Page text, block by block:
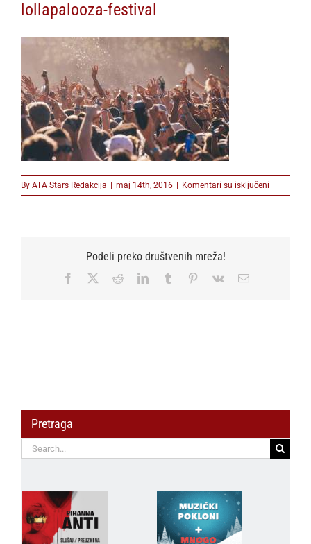
lollapalooza-festival
By ATA Stars Redakcija | maj 14th, 2016 | Komentari su isključeni
Podeli preko društvenih mreža!
Facebook RedditLinkedInTumblr Pinterest
Vk Email
Pretraga
Search
for: